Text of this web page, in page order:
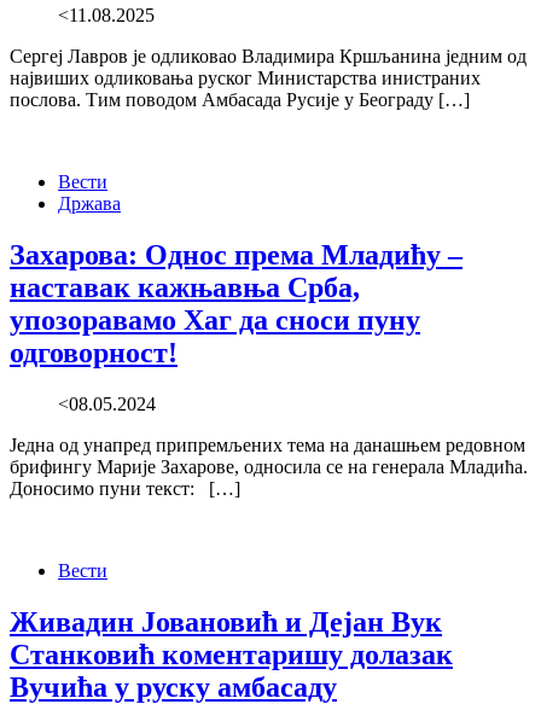
<11.08.2025
Сергеј Лавров је одликовао Владимира Кршљанина једним од
највиших одликовања руског Министарства инистраних
послова. Тим поводом Амбасада Русије у Београду […]
Вести
Држава
Захарова: Однос према Младићу –
наставак кажњавња Срба,
упозоравамо Хаг да сноси пуну
одговорност!
<08.05.2024
Једна од унапред припремљених тема на данашњем редовном
брифингу Марије Захарове, односила се на генерала Младића.
Доносимо пуни текст: […]
Вести
Живадин Јовановић и Дејан Вук
Станковић коментаришу долазак
Вучића у руску амбасаду